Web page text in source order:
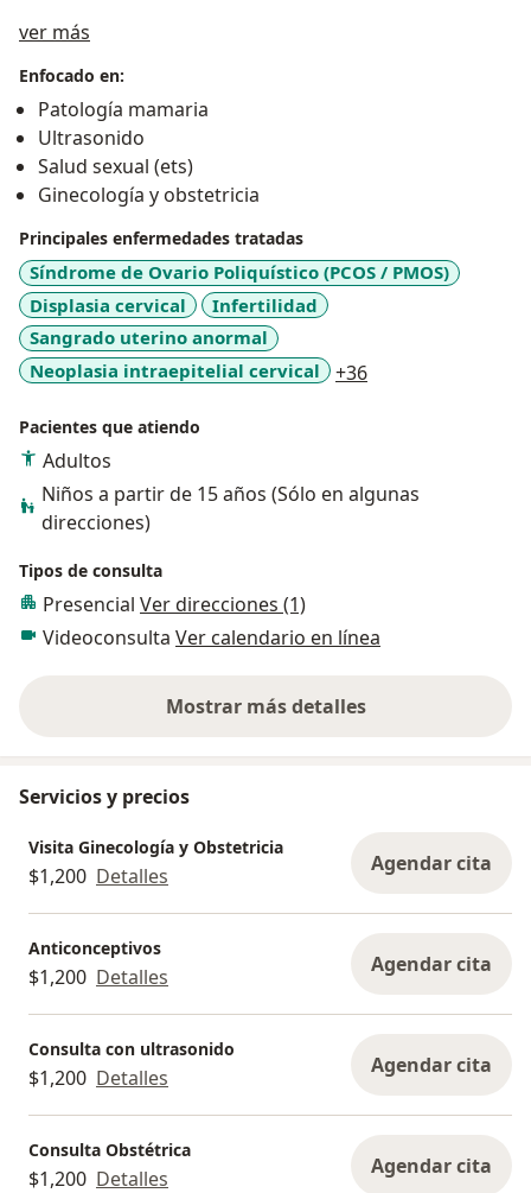
ver más
Enfocado en:
Patología mamaria
Ultrasonido
Salud sexual (ets)
Ginecología y obstetricia
Principales enfermedades tratadas
Síndrome de Ovario Poliquístico (PCOS / PMOS)
Displasia cervical
Infertilidad
Sangrado uterino anormal
Neoplasia intraepitelial cervical
+36
Pacientes que atiendo
Adultos
Niños a partir de 15 años (Sólo en algunas
direcciones)
Tipos de consulta
Presencial Ver direcciones (1)
Videoconsulta Ver calendario en línea
Mostrar más detalles
sobre la experiencia
Servicios y precios
Visita Ginecología y Obstetricia
$1,200 Detalles Agendar cita
Anticonceptivos
$1,200 Detalles Agendar cita
Consulta con ultrasonido
$1,200 Detalles Agendar cita
Consulta Obstétrica
$1,200 Detalles Agendar cita